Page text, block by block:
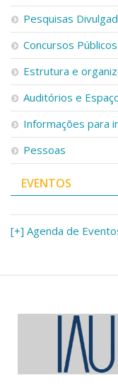
Pesquisas
Concursos Públicos
Estrutura e
Auditórios e
Informações para
Pessoas
EVENTOS
[+] Agenda de